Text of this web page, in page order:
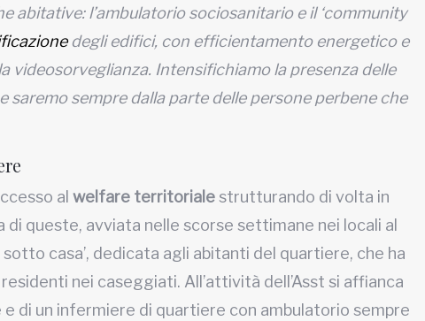
abitative: l’ambulatorio sociosanitario e il ‘community
degli edifici, con efficientamento energetico e
videosorveglianza. Intensifichiamo la presenza delle
saremo sempre dalla parte delle persone perbene che
al welfare territorialestrutturando di volta in
queste, avviata nelle scorse settimane nei locali al
casa’, dedicata agli abitanti del quartiere, che ha
nei caseggiati. All’attività dell’Asst si affianca
di un infermiere di quartiere con ambulatorio sempre